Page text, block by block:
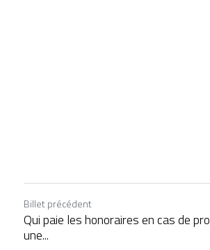
Billet précédent
Qui paie les honoraires en cas de
une...